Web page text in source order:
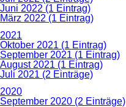
Juni 2022 (1 Eintrag)
März 2022 (1 Eintrag)
2021
Oktober 2021 (1 Eintrag)
September 2021 (1 Eintrag)
August 2021 (1 Eintrag)
Juli 2021 (2 Einträge)
2020
September 2020 (2 Einträge)